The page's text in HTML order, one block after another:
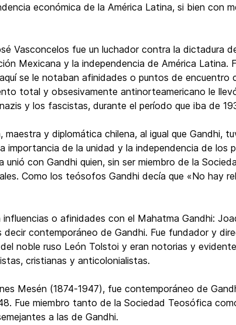
económica de la América Latina, si bien con
Vasconcelos fue un luchador contra la dictadura
Mexicana y la independencia de América Latina.
se le notaban afinidades o puntos de encuentro
total y obsesivamente antinorteamericano le
y los fascistas, durante el período que iba de
y diplomática chilena, al igual que Gandhi,
importancia de la unidad y la independencia de los
con Gandhi quien, sin ser miembro de la
Como los teósofos Gandhi decía que «No hay
o afinidades con el Mahatma Gandhi:
decir contemporáneo de Gandhi. Fue fundador y
noble ruso León Tolstoi y eran notorias y
cristianas y anticolonialistas.
Mesén (1874-1947), fue contemporáneo de
Fue miembro tanto de la Sociedad Teosófica
a las de Gandhi.